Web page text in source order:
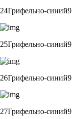
24Грифельно-синий9
25Грифельно-синий9
26Грифельно-синий9
27Грифельно-синий9